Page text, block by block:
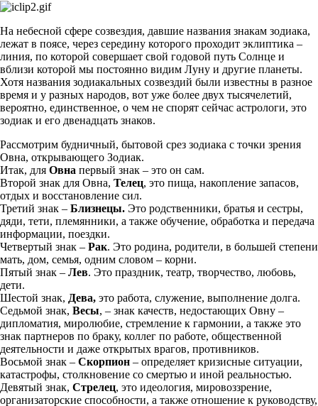
На небесной сфере созвездия, давшие названия знакам зодиака,
лежат в поясе, через середину которого проходит эклиптика –
линия, по которой совершает свой годовой путь Солнце и
вблизи которой мы постоянно видим Луну и другие планеты.
Хотя названия зодиакальных созвездий были известны в разное
время и у разных народов, вот уже более двух тысячелетий,
вероятно, единственное, о чем не спорят сейчас астрологи, это
зодиак и его двенадцать знаков.
Рассмотрим будничный, бытовой срез зодиака с точки зрения
Овна, открывающего Зодиак.
Итак, для Овна первый знак – это он сам.
Второй знак для Овна, Телец, это пища, накопление запасов,
отдых и восстановление сил.
Третий знак – Близнецы. Это родственники, братья и сестры,
дяди, тети, племянники, а также обучение, обработка и передача
информации, поездки.
Четвертый знак – Рак. Это родина, родители, в большей степени
мать, дом, семья, одним словом – корни.
Пятый знак – Лев. Это праздник, театр, творчество, любовь,
дети.
Шестой знак, Дева, это работа, служение, выполнение долга.
Седьмой знак, Весы, – знак качеств, недостающих Овну –
дипломатия, миролюбие, стремление к гармонии, а также это
знак партнеров по браку, коллег по работе, общественной
деятельности и даже открытых врагов, противников.
Восьмой знак – Скорпион – определяет кризисные ситуации,
катастрофы, столкновение со смертью и иной реальностью.
Девятый знак, Стрелец, это идеология, мировоззрение,
организаторские способности, а также отношение к руководству,